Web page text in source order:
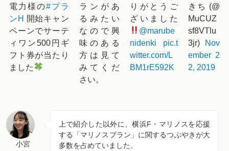
電力様の#プラ
ンH 開始キャン
ペーンでサーテ
ィワン500円ギ
フト券が当たり
ました
ランがあ
るみたい
なので興
味のある
方は見て
みてくだ
さい。
りがとうご
ざいました
@marube
nidenki
pic.t
witter.com/L
BM1rE592K
きち (@
MuCUZ
sf8VTlu
3jr)
Nov
ember 2
2, 2019
小宮
上で紹介した以外に、横浜F・マリノスを応援
する「マリノスプラン」に関するつぶやきが大
多数を占めていました。